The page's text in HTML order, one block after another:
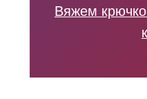
Вяжем